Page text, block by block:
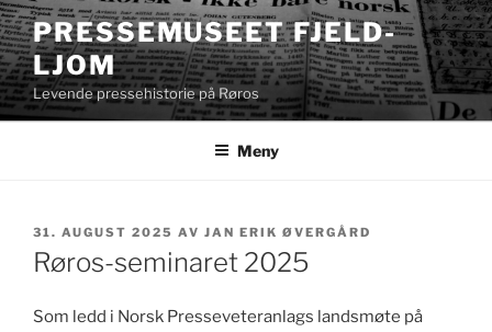
Gå
til
innhold
PRESSEMUSEET FJELD-
LJOM
Levende pressehistorie på Røros
Meny
PUBLISERT
31. AUGUST 2025 AV JAN ERIK ØVERGÅRD
Røros-seminaret 2025
Som ledd i Norsk Presseveteranlags landsmøte på